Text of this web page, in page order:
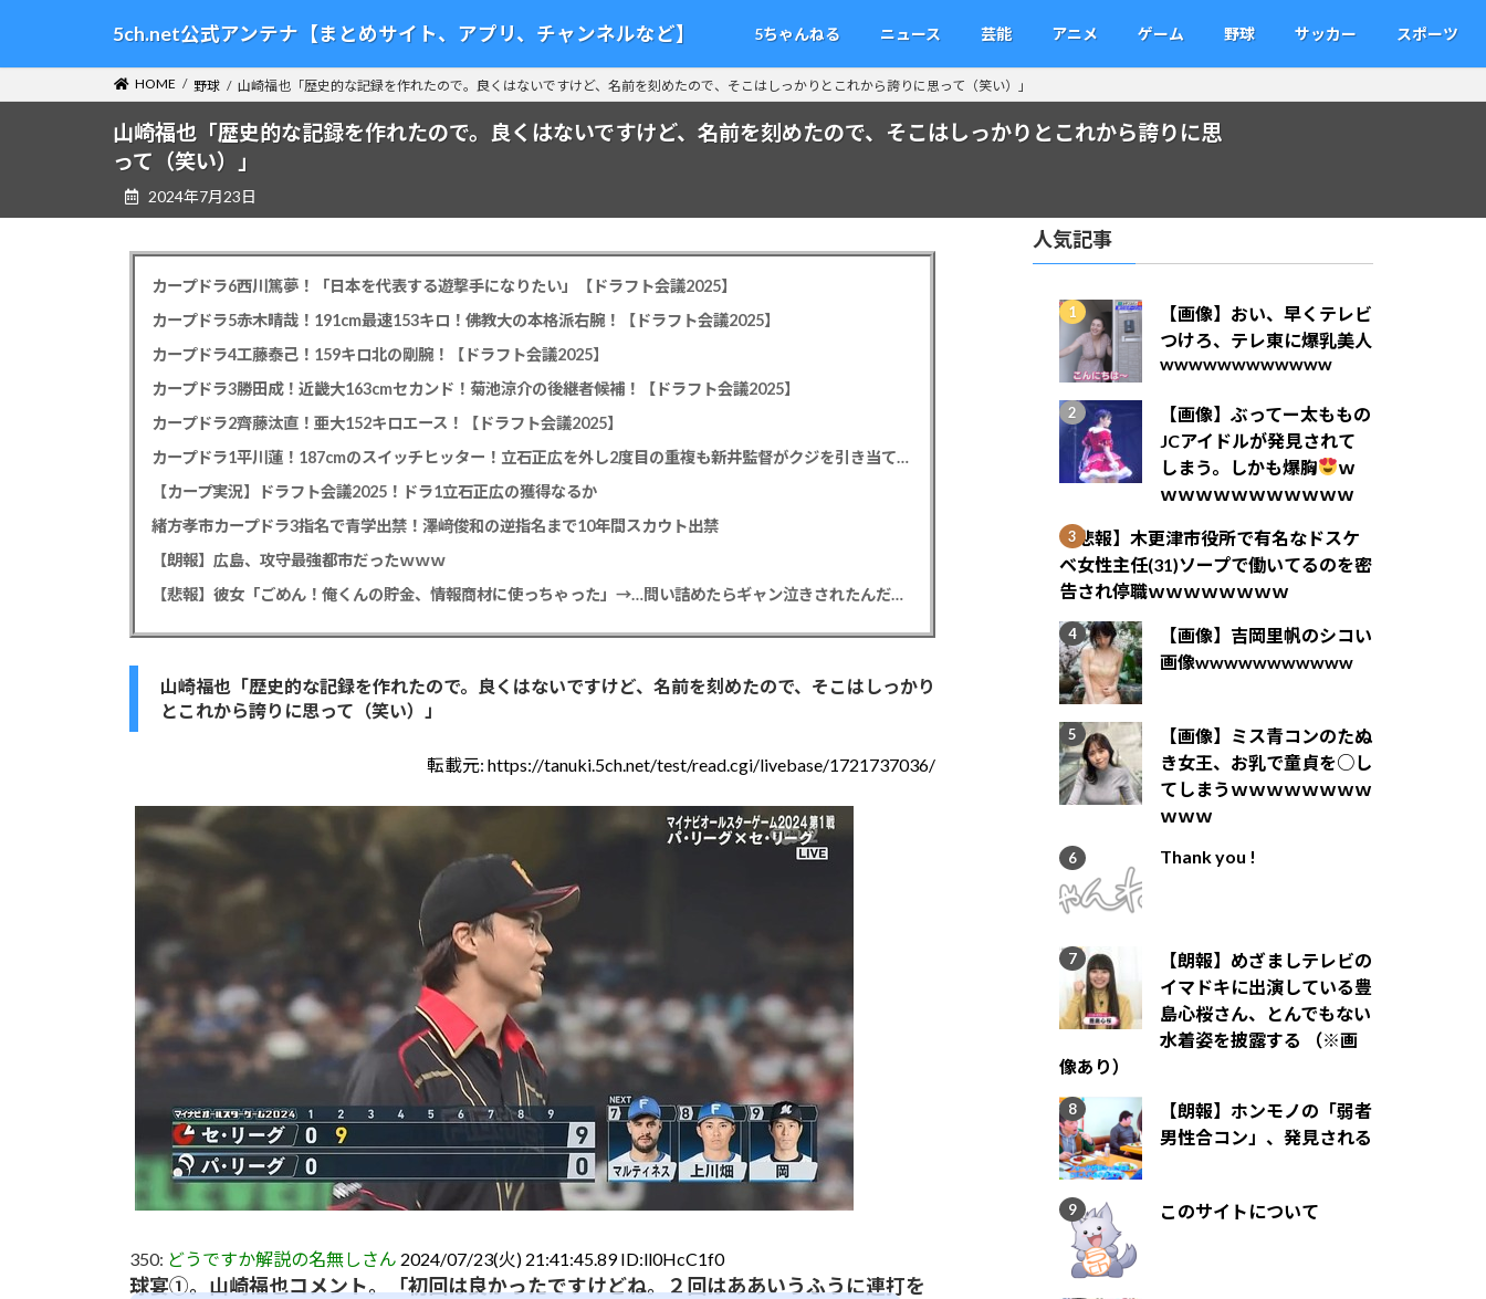
テ
ッ
ゲ
移
5ch.net公式アンテナ【まとめサイト、アプリ、チャンネルなど】 5ちゃんねる ニュース 芸能 アニメ ゲーム 野球 サッカー スポーツ
HOME 野球 山崎福也「歴史的な記録を作れたので。良くはないですけど、名前を刻めたので、そこはしっかりとこれから誇りに思って（笑い）」
山崎福也「歴史的な記録を作れたので。良くはないですけど、名前を刻めたので、そこはしっかりとこれから誇りに思
って（笑い）」
2024年7月23日
カープドラ6西川篤夢！「日本を代表する遊撃手になりたい」【ドラフト会議2025】
カープドラ5赤木晴哉！191cm最速153キロ！佛教大の本格派右腕！【ドラフト会議2025】
カープドラ4工藤泰己！159キロ北の剛腕！【ドラフト会議2025】
カープドラ3勝田成！近畿大163cmセカンド！菊池涼介の後継者候補！【ドラフト会議2025】
カープドラ2齊藤汰直！亜大152キロエース！【ドラフト会議2025】
カープドラ1平川蓮！187cmのスイッチヒッター！立石正広を外し2度目の重複も新井監督がクジを引き当てる！【ドラフト会議2025】
【カープ実況】ドラフト会議2025！ドラ1立石正広の獲得なるか
緒方孝市カープドラ3指名で青学出禁！澤﨑俊和の逆指名まで10年間スカウト出禁
【朗報】広島、攻守最強都市だったｗｗｗ
【悲報】彼女「ごめん！俺くんの貯金、情報商材に使っちゃった」→…問い詰めたらギャン泣きされたんだが俺が悪いのか？
山崎福也「歴史的な記録を作れたので。良くはないですけど、名前を刻めたので、そこはしっかり
とこれから誇りに思って（笑い）」
転載元:https://tanuki.5ch.net/test/read.cgi/livebase/1721737036/
350: どうですか解説の名無しさん 2024/07/23(火) 21:41:45.89 ID:ll0HcC1f0
球宴①。山崎福也コメント。「初回は良かったですけどね。２回はああいうふうに連打を
人気記事
【画像】おい、早くテレビ
つけろ、テレ東に爆乳美人
wwwwwwwwwwww
【画像】ぶってー太ももの
JCアイドルが発見されて
しまう。しかも爆胸
ｗ
ｗｗｗｗｗｗｗｗｗｗｗ
【悲報】木更津市役所で有名なドスケ
ベ女性主任(31)ソープで働いてるのを密
告され停職ｗｗｗｗｗｗｗｗ
【画像】吉岡里帆のシコい
画像wwwwwwwwwww
【画像】ミス青コンのたぬ
き女王、お乳で童貞を○し
てしまうｗｗｗｗｗｗｗｗ
ｗｗｗ
Thank you !
【朗報】めざましテレビの
イマドキに出演している豊
島心桜さん、とんでもない
水着姿を披露する （※画
像あり）
【朗報】ホンモノの「弱者
男性合コン」、発見される
このサイトについて